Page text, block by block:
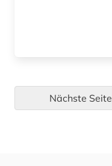
Nächste Seite